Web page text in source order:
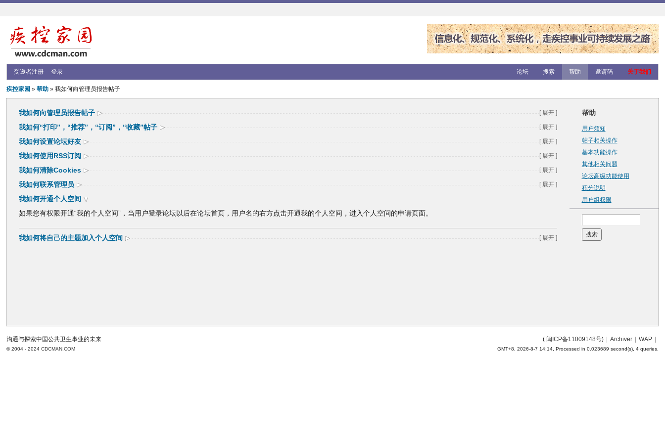
受邀者注册 登录 论坛 搜索 帮助 邀请码 关于我们
疾控家园 »帮助 » 我如何向管理员报告帖子
帮助
用户须知
帖子相关操作
基本功能操作
其他相关问题
论坛高级功能使用
积分说明
用户组权限
搜索
我如何向管理员报告帖子 [ 展开 ]
我如何“打印”，“推荐”，“订阅”，“收藏”帖子 [ 展开 ]
我如何设置论坛好友 [ 展开 ]
我如何使用RSS订阅 [ 展开 ]
我如何清除Cookies [ 展开 ]
我如何联系管理员 [ 展开 ]
我如何开通个人空间
如果您有权限开通“我的个人空间”，当用户登录论坛以后在论坛首页，用户名的右方点击开通我的个人空间，进入个人空间的申请页面。
我如何将自己的主题加入个人空间 [ 展开 ]
( 闽ICP备11009148号) Archiver WAP
GMT+8, 2026-8-7 14:14, Processed in 0.023689 second(s), 4 queries.
沟通与探索中国公共卫生事业的未来
© 2004 - 2024CDCMAN.COM